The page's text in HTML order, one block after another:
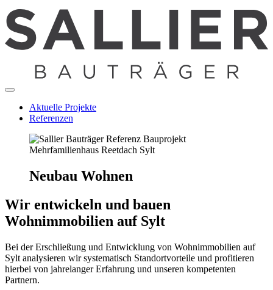
Aktuelle Projekte
Referenzen
Neubau Wohnen
Wir entwickeln und bauen
Wohnimmobilien auf Sylt
Bei der Erschließung und Entwicklung von Wohnimmobilien auf
Sylt analysieren wir systematisch Standortvorteile und profitieren
hierbei von jahrelanger Erfahrung und unseren kompetenten
Partnern.